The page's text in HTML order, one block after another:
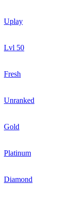
Uplay
Lvl 50
Fresh
Unranked
Gold
Platinum
Diamond